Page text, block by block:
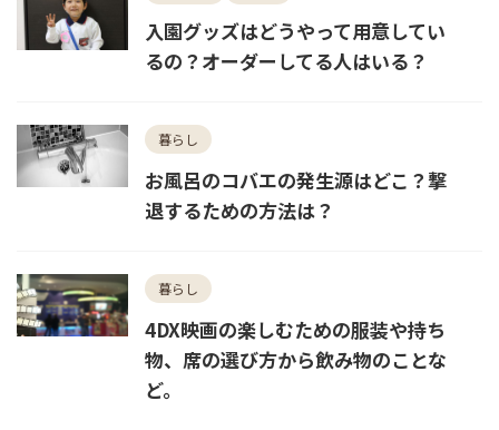
入園グッズはどうやって用意してい
るの？オーダーしてる人はいる？
暮らし
お風呂のコバエの発生源はどこ？撃
退するための方法は？
暮らし
4DX映画の楽しむための服装や持ち
物、席の選び方から飲み物のことな
ど。